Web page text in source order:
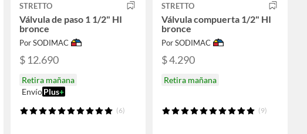
STRETTO
Válvula de paso 1 1/2" HI
bronce
Por SODIMAC
$ 12.690
Retira mañana
EnvíoPlus+
(6)
STRETTO
Válvula compuerta 1/2" HI
bronce
Por SODIMAC
$ 4.290
Retira mañana
(9)